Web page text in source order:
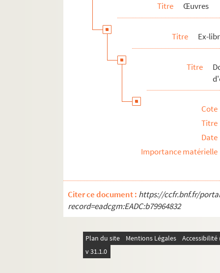
Titre Œuvres
Titre Ex-
Titre
Cote
Titre
Date
Importance matérielle
Citer ce document : https://ccfr.bnf.fr/
record=eadcgm:EADC:b79964832
Plan du site Mentions Légales
v 31.1.0